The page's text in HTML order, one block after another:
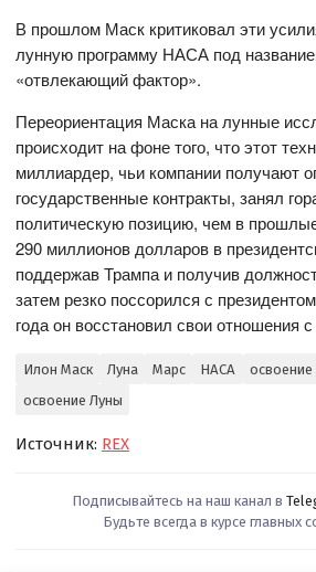
В прошлом Маск критиковал эти
лунную программу НАСА под
«отвлекающий фактор».
Переориентация Маска на лунные
происходит на фоне того, что этот
миллиардер, чьи компании получают
государственные контракты, занял
политическую позицию, чем в
290 миллионов долларов в
поддержав Трампа и получив
затем резко поссорился с
года он восстановил свои отношения
Илон Маск Луна Марс НАСА
освоение
освоение Луны
Источник: REX
Подписывайтесь на наш канал в
Будьте всегда в курсе главных